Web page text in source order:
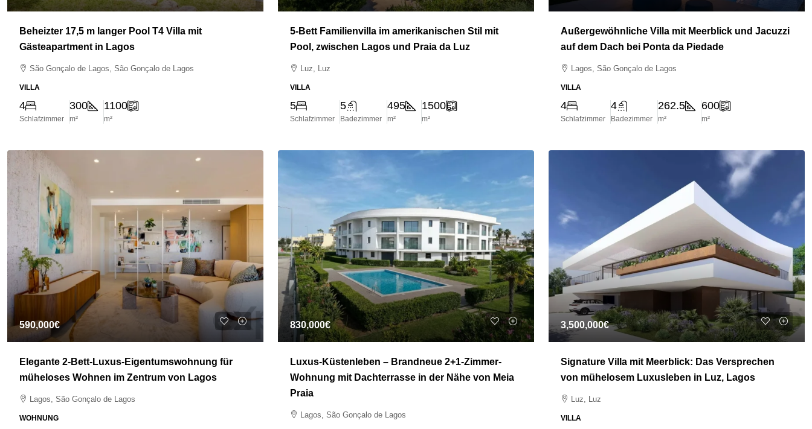
Beheizter 17,5 m langer Pool T4 Villa mit
Gästeapartment in Lagos
São Gonçalo de Lagos, São Gonçalo de Lagos
VILLA
4
Schlafzimmer
300
m²
1100
m²
5-Bett Familienvilla im amerikanischen Stil mit
Pool, zwischen Lagos und Praia da Luz
Luz, Luz
VILLA
5
Schlafzimmer
5
Badezimmer
495
m²
1500
m²
Außergewöhnliche Villa mit Meerblick und Jacuzzi
auf dem Dach bei Ponta da Piedade
Lagos, São Gonçalo de Lagos
VILLA
4
Schlafzimmer
4
Badezimmer
262.5
m²
600
m²
590,000€
Elegante 2-Bett-Luxus-Eigentumswohnung für
müheloses Wohnen im Zentrum von Lagos
Lagos, São Gonçalo de Lagos
WOHNUNG
830,000€
Luxus-Küstenleben – Brandneue 2+1-Zimmer-
Wohnung mit Dachterrasse in der Nähe von Meia
Praia
Lagos, São Gonçalo de Lagos
3,500,000€
Signature Villa mit Meerblick: Das Versprechen
von mühelosem Luxusleben in Luz, Lagos
Luz, Luz
VILLA